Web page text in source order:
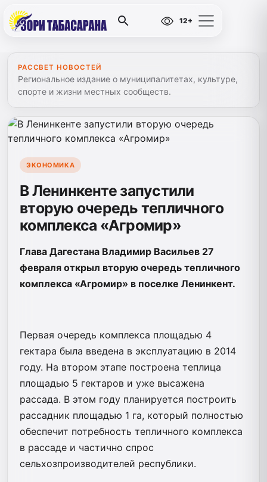
12+
РАССВЕТ НОВОСТЕЙ
Региональное издание о муниципалитетах, культуре,
спорте и жизни местных сообществ.
ЭКОНОМИКА
В Ленинкенте запустили
вторую очередь тепличного
комплекса «Агромир»
Глава Дагестана Владимир Васильев 27
февраля открыл вторую очередь тепличного
комплекса «Агромир» в поселке Ленинкент.
Первая очередь комплекса площадью 4
гектара была введена в эксплуатацию в 2014
году. На втором этапе построена теплица
площадью 5 гектаров и уже высажена
рассада. В этом году планируется построить
рассадник площадью 1 га, который полностью
обеспечит потребность тепличного комплекса
в рассаде и частично спрос
сельхозпроизводителей республики.